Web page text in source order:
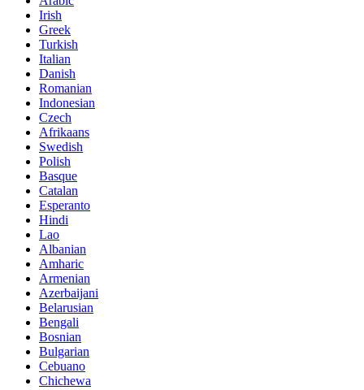
Irish
Greek
Turkish
Italian
Danish
Romanian
Indonesian
Czech
Afrikaans
Swedish
Polish
Basque
Catalan
Esperanto
Hindi
Lao
Albanian
Amharic
Armenian
Azerbaijani
Belarusian
Bengali
Bosnian
Bulgarian
Cebuano
Chichewa